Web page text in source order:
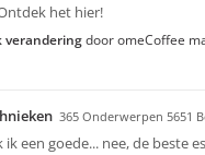
het hier!
veranderingdooromeCoffee
365 Onderwerpen 5651
ik een goede... nee, de beste